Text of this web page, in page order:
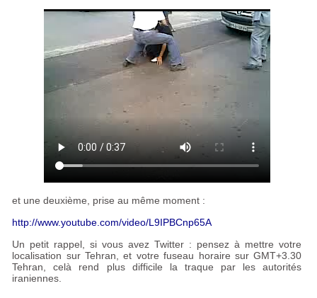
et une deuxième, prise au même moment :
http://www.youtube.com/video/L9IPBCnp65A
Un petit rappel, si vous avez Twitter : pensez à mettre votre
localisation sur Tehran, et votre fuseau horaire surGMT+3.30
Tehran, celà rend plus difficile la traque par les autorités
iraniennes.